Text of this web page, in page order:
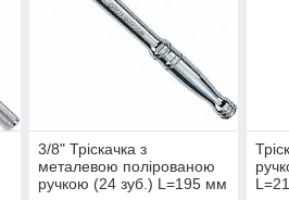
3/8" Тріскачка з
металевою полірованою
ручкою (24 зуб.) L=195 мм